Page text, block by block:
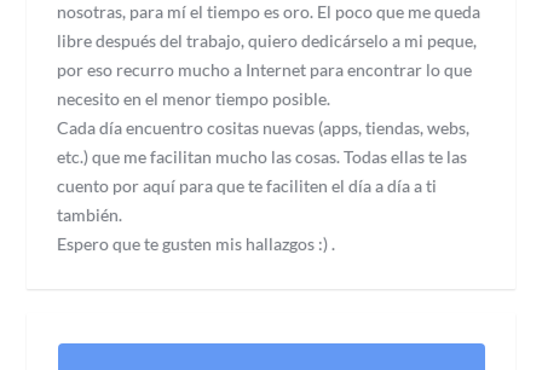
nosotras, para mí el tiempo es oro. El poco que me queda
libre después del trabajo, quiero dedicárselo a mi peque,
por eso recurro mucho a Internet para encontrar lo que
necesito en el menor tiempo posible.
Cada día encuentro cositas nuevas (apps, tiendas, webs,
etc.) que me facilitan mucho las cosas. Todas ellas te las
cuento por aquí para que te faciliten el día a día a ti
también.
Espero que te gusten mis hallazgos :) .